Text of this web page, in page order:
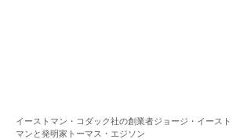
イーストマン・コダック社の創業者ジョージ・イースト
マンと発明家トーマス・エジソン